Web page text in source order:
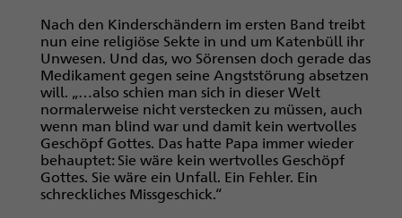
Nach den Kinderschändern im ersten Band treibt
nun eine religiöse Sekte in und um Katenbüll ihr
Unwesen. Und das, wo Sörensen doch gerade das
Medikament gegen seine Angststörung absetzen
will. „…also schien man sich in dieser Welt
normalerweise nicht verstecken zu müssen, auch
wenn man blind war und damit kein wertvolles
Geschöpf Gottes. Das hatte Papa immer wieder
behauptet: Sie wäre kein wertvolles Geschöpf
Gottes. Sie wäre ein Unfall. Ein Fehler. Ein
schreckliches Missgeschick.“